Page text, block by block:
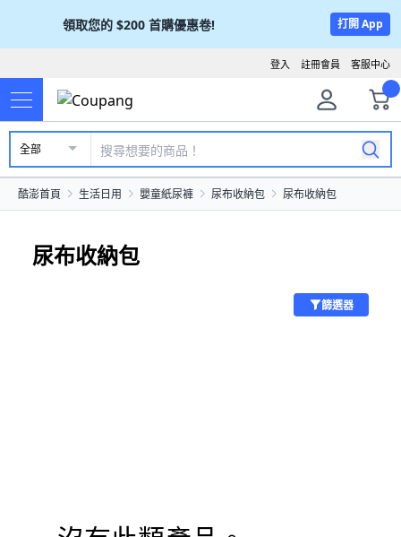
領取您的 $200 首購優惠卷! 打開 App
客服中心
註冊會員
登入
全部
酷澎首頁 生活日用 嬰童紙尿褲 尿布收納包 尿布收納包
尿布收納包
篩選器